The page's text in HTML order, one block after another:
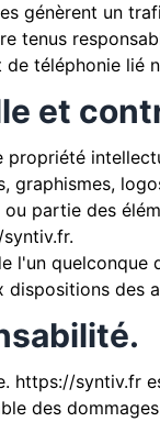
génèrent un
tenus
téléphonie lié
et
graphismes,
partie des
.
l'un
des
https://syntiv.fr
des